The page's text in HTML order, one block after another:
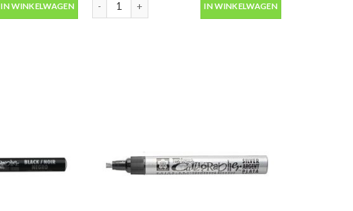
IN WINKELWAGEN IN WINKELWAGEN